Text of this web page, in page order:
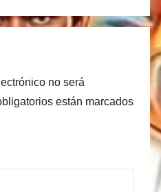
no será
están marcados